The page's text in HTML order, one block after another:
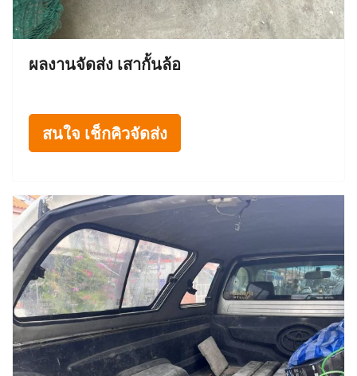
ผลงานจัดส่ง เสากั้นล้อ
สนใจ เช็กคิวจัดส่ง